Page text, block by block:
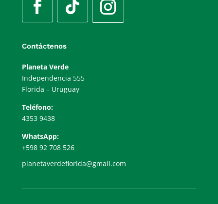
Contáctenos
Planeta Verde
Independencia 555
Florida – Uruguay
Teléfono:
4353 9438
WhatsApp:
+598 92 708 526
planetaverdeflorida@gmail.com